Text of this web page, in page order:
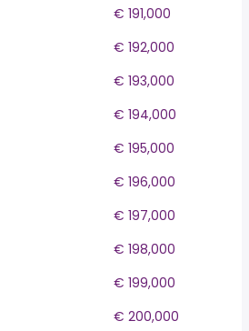
€ 191,000
€ 192,000
€ 193,000
€ 194,000
€ 195,000
€ 196,000
€ 197,000
€ 198,000
€ 199,000
€ 200,000